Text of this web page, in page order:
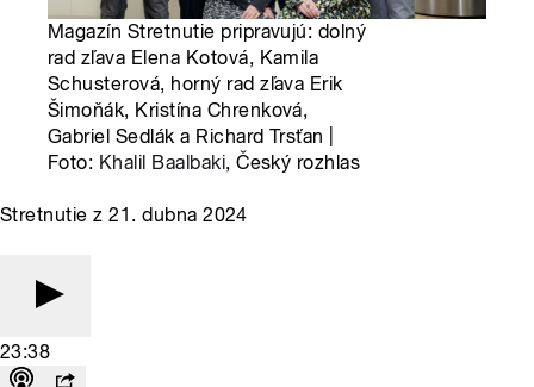
Magazín Stretnutie pripravujú: dolný
rad zľava Elena Kotová, Kamila
Schusterová, horný rad zľava Erik
Šimoňák, Kristína Chrenková,
Gabriel Sedlák a Richard Trsťan |
Foto: Khalil Baalbaki, Český rozhlas
Stretnutie z 21. dubna 2024
23:38